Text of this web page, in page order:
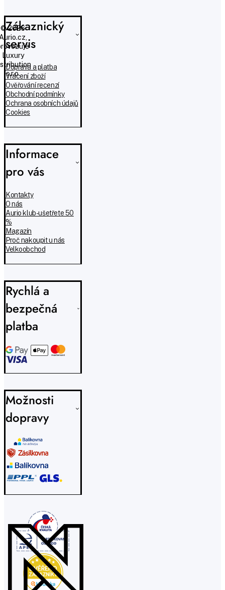
Zákaznický
servis
Doprava a platba
Vrácení zboží
Ověřování recenzí
Obchodní podmínky
Ochrana osobních údajů
Cookies
Informace
pro vás
Kontakty
O nás
Aurio klub - ušetřete 50
%
Magazín
Proč nakoupit u nás
Velkoobchod
Rychlá a
bezpečná
platba
Možnosti
dopravy
© 2026
Luxury
s.r.o.